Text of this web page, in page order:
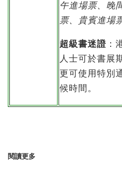
午進場票、晚
票、貴賓進場
超級書迷證 ：
人士可於書展
更可使用特別
候時間。
閱讀更多